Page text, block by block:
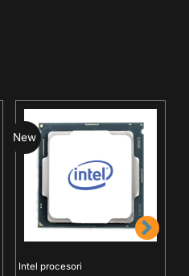
New
Intel procesori